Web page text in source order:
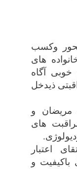
وکسب
های
آگاه
ذیدخل
و
‌های
اعتبار
باکیفیت و